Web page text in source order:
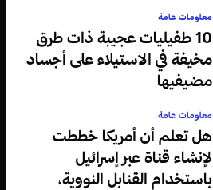
معلومات عامة
10 طفيليات عجيبة ذات طرق
مخيفة في الاستيلاء على أجساد
مضيفيها
معلومات عامة
هل تعلم أن أمريكا خططت
لإنشاء قناة عبر إسرائيل
باستخدام القنابل النووية،